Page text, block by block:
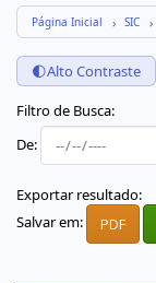
Página Inicial SIC
🌓Alto Contraste
Filtro de Busca:
De:
Exportar resultado:
Salvar em:
PDF